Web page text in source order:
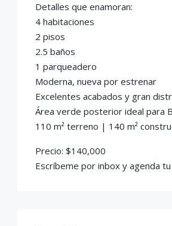
Detalles que enamoran:
4 habitaciones
2 pisos
2.5 baños
1 parqueadero
Moderna, nueva por estrenar
Excelentes acabados y gran
Área verde posterior ideal para
110 m² terreno | 140 m²
Precio: $140,000
Escríbeme por inbox y agenda